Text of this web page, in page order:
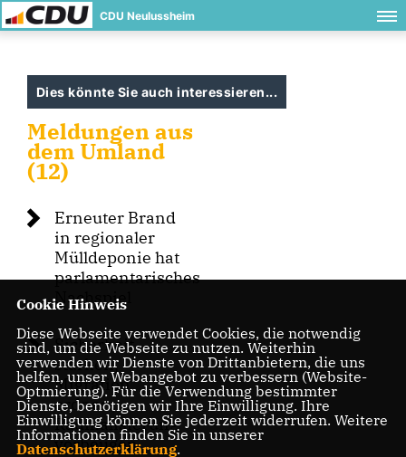
CDU Neulussheim
Dies könnte Sie auch interessieren...
Meldungen aus
dem Umland
(12)
Erneuter Brand
in regionaler
Mülldeponie hat
parlamentarisches
Nachspiel
Sicherheit
stärken,
Migration
ordnen,
Radikalisierung
vorbeugen
Cookie Hinweis
Diese Webseite verwendet Cookies, die notwendig
sind, um die Webseite zu nutzen. Weiterhin
verwenden wir Dienste von Drittanbietern, die uns
helfen, unser Webangebot zu verbessern (Website-
Optmierung). Für die Verwendung bestimmter
Dienste, benötigen wir Ihre Einwilligung. Ihre
Einwilligung können Sie jederzeit widerrufen. Weitere
Informationen finden Sie in unserer
Datenschutzerklärung.